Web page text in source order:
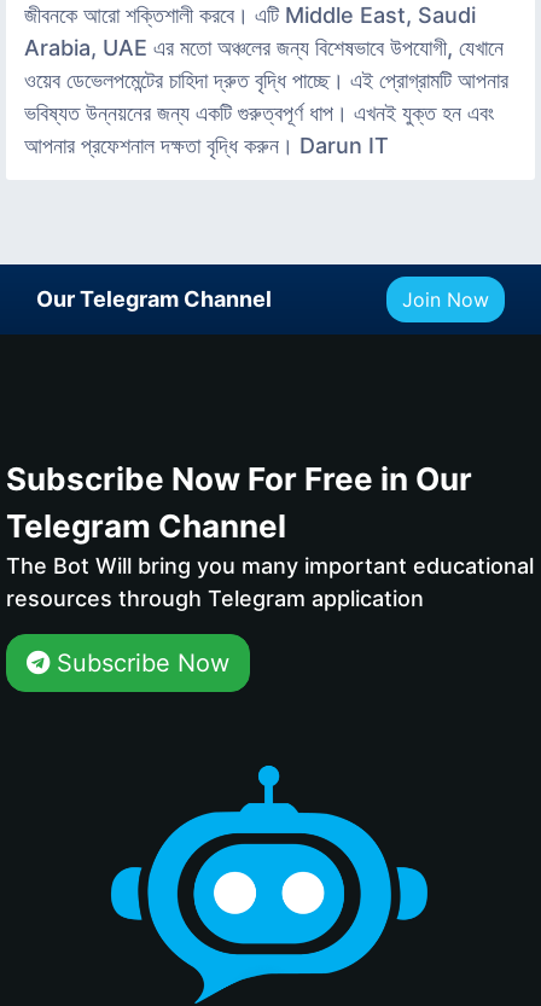
জীবনকে আরো শক্তিশালী করবে। এটি Middle East, Saudi
Arabia, UAE এর মতো অঞ্চলের জন্য বিশেষভাবে উপযোগী, যেখানে
ওয়েব ডেভেলপমেন্টের চাহিদা দ্রুত বৃদ্ধি পাচ্ছে। এই প্রোগ্রামটি আপনার
ভবিষ্যত উন্নয়নের জন্য একটি গুরুত্বপূর্ণ ধাপ। এখনই যুক্ত হন এবং
আপনার প্রফেশনাল দক্ষতা বৃদ্ধি করুন। Darun IT
Our Telegram Channel Join Now
Subscribe Now For Free in Our
Telegram Channel
The Bot Will bring you many important educational
resources through Telegram application
Subscribe Now